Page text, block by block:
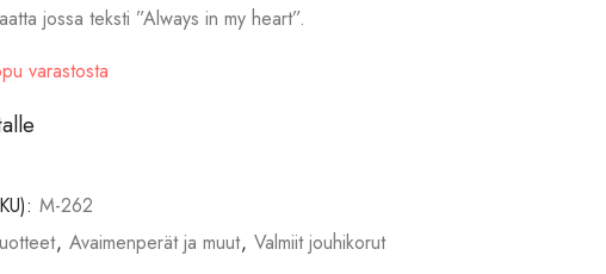
jossa teksti ”Always in my heart”.
varastosta
M-262
, Avaimenperät ja muut, Valmiit jouhikorut